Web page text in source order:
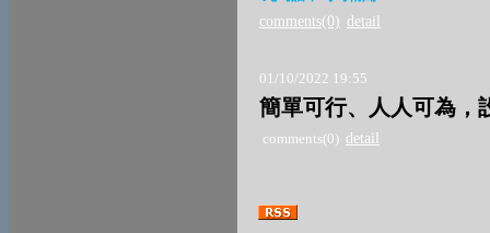
comments(0) detail
01/10/2022 19:55
簡單可行、人人可為，
comments(0) detail